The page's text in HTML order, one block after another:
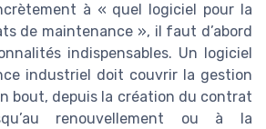
à « quel logiciel pour la
de maintenance », il faut d’abord
indispensables. Un logiciel
industriel doit couvrir la gestion
bout, depuis la création du contrat
renouvellement ou à la